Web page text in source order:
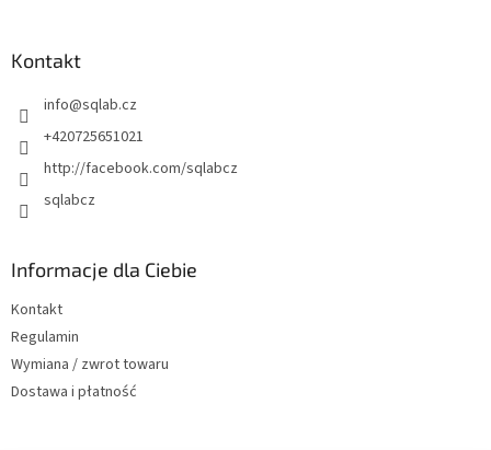
Kontakt
info@sqlab.cz
+420725651021
http://facebook.com/sqlabcz
sqlabcz
Informacje dla Ciebie
Kontakt
Regulamin
Wymiana / zwrot towaru
Dostawa i płatność